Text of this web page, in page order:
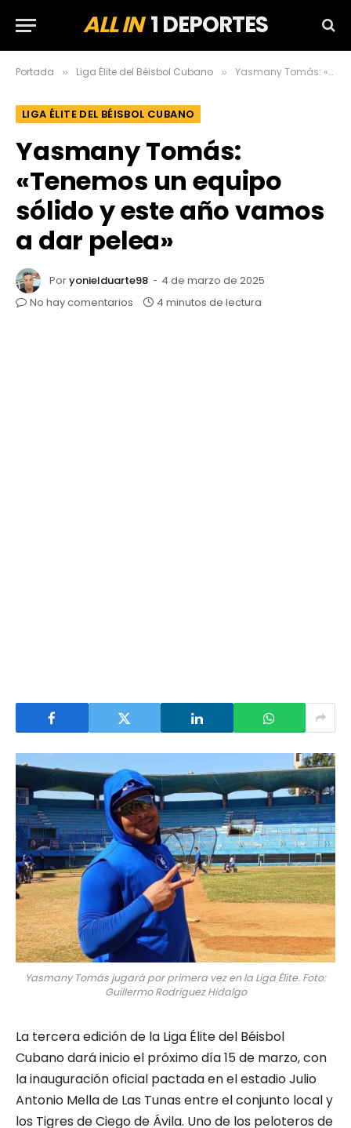
ALL IN1 DEPORTES
Portada » Liga Élite del Béisbol Cubano » Yasmany Tomás: «Tenemos un equipo sólido y este año vamos a dar pelea»
LIGA ÉLITE DEL BÉISBOL CUBANO
Yasmany Tomás:
«Tenemos un equipo
sólido y este año vamos
a dar pelea»
Poryonielduarte98
4 de marzo de 2025
No hay comentarios
4 minutos de lectura
Yasmany Tomás jugará por primera vez en la Liga Élite. Foto:
Guillermo Rodríguez Hidalgo
La tercera edición de la Liga Élite del Béisbol
Cubano dará inicio el próximo día 15 de marzo, con
la inauguración oficial pactada en el estadio Julio
Antonio Mella de Las Tunas entre el conjunto local y
los Tigres de Ciego de Ávila. Uno de los peloteros de